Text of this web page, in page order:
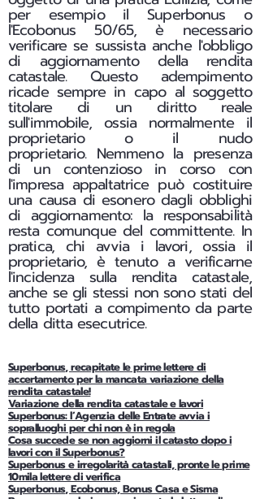
per esempio il Superbonus o
l'Ecobonus 50/65, è necessario
verificare se sussista anche l'obbligo
di aggiornamento della rendita
catastale. Questo adempimento
ricade sempre in capo al soggetto
titolare di un diritto reale
sull'immobile, ossia normalmente il
proprietario o il nudo
proprietario. Nemmeno la presenza
di un contenzioso in corso con
l'impresa appaltatrice può costituire
una causa di esonero dagli obblighi
di aggiornamento: la responsabilità
resta comunque del committente. In
pratica, chi avvia i lavori, ossia il
proprietario, è tenuto a verificarne
l'incidenza sulla rendita catastale,
anche se gli stessi non sono stati del
tutto portati a compimento da parte
della ditta esecutrice.
Superbonus, recapitate le prime lettere di
accertamento per la mancata variazione della
rendita catastale!
Variazione della rendita catastale e lavori
Superbonus: l’Agenzia delle Entrate avvia i
sopralluoghi per chi non è in regola
Cosa succede se non aggiorni il catasto dopo i
lavori con il Superbonus?
Superbonus e irregolarità catastali, pronte le prime
10mila lettere di verifica
Superbonus, Ecobonus, Bonus Casa e Sisma